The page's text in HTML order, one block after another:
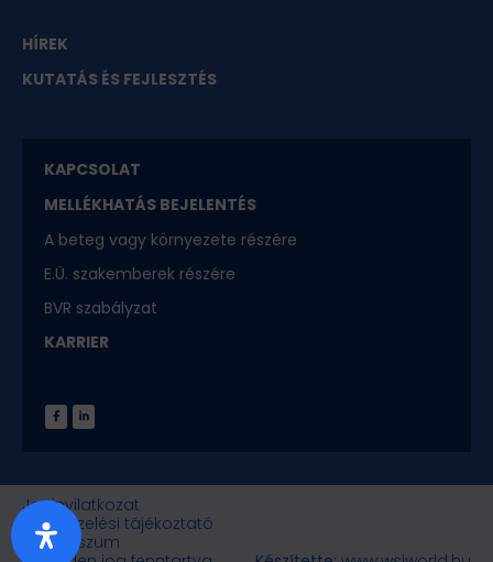
HÍREK
KUTATÁS ÉS FEJLESZTÉS
KAPCSOLAT
MELLÉKHATÁS BEJELENTÉS
A beteg vagy környezete részére
E.Ü. szakemberek részére
BVR szabályzat
KARRIER
Joginyilatkozat
Adatkezelési tájékoztató
Impresszum